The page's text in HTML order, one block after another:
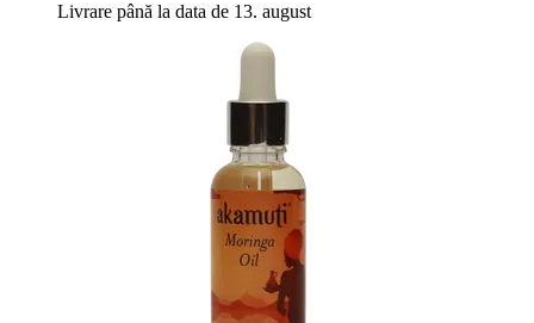
Livrare până la data de 13. august